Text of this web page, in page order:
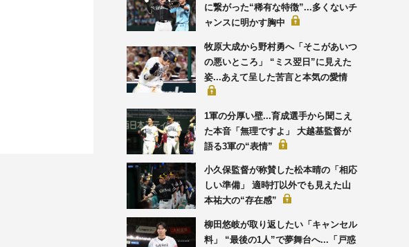
に繋がった“稀有な特徴”...多くないチ
ャンスに明かす胸中
牧原大成から野村勇へ「そこがあいつ
の悪いところ」 “ミス翌日”に見えた
姿...あえて呈した苦言と本気の愛情
1軍の分厚い壁...育成選手から聞こえ
た本音「無理ですよ」 大越基監督が
語る3軍の“表情”
小久保監督が称賛した松本晴の「相応
しい準備」 適時打以外でも見えた山
本祐大の“存在感”
柳田悠岐が取り返したい「キャンセル
料」 “最後の1人”で夢舞台へ...「戸惑